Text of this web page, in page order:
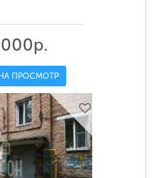
ПРОСМОТР